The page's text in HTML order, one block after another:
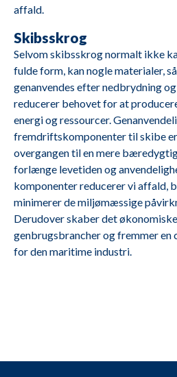
M2679
M2678 Scania
M2677 Scania
Volvo Penta
affald.
Skibsskrog
Selvom skibsskrog normalt ikke
fulde form, kan nogle materialer,
genanvendes efter nedbrydning
reducerer behovet for at
energi og ressourcer.
fremdriftskomponenter til skibe
overgangen til en mere
forlænge levetiden og
komponenter reducerer vi affald,
minimerer de miljømæssige
Derudover skaber det
genbrugsbrancher og fremmer
for den maritime industri.